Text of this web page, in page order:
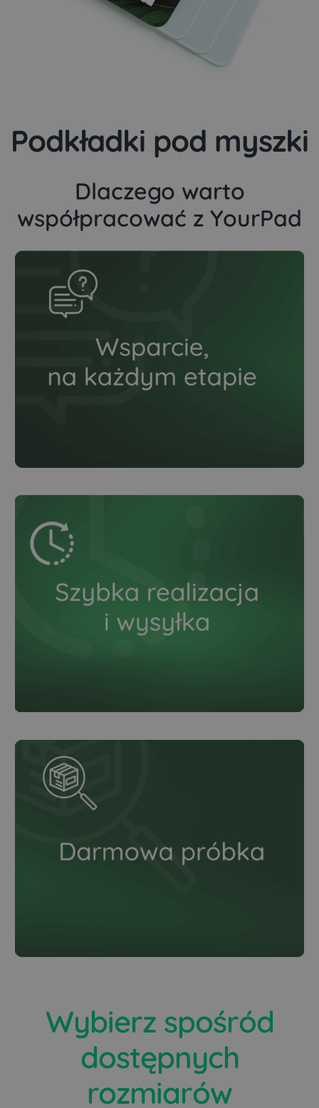
Podkładki pod myszki
Dlaczego warto
współpracować z YourPad
Wybierz spośród
dostępnych
rozmiarów